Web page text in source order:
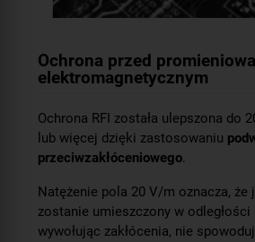
Ochrona przed
elektromagnetycznym
Ochrona RFI została ulepszona do
lub więcej dzięki zastosowaniu
przeciwzakłóceniowego.
Natężenie pola 20 V/m oznacza, że
zostanie umieszczony w
wywołując zakłócenia, nie